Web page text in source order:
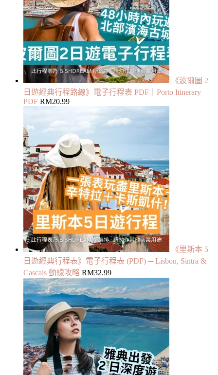
《波爾圖 2
日遊經典行程路線》電子行程表 PDF｜Porto Itinerary
PDF RM20.99
《里斯本 5
日遊經典行程表》電子行程表 (PDF) ─ Lisbon, Sintra &
Cascais 動線攻略 RM32.99